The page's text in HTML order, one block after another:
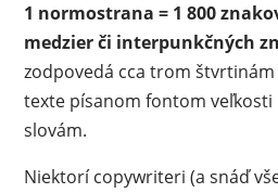
1 normostrana = 1 800
medzier či interpunkčných
zodpovedá cca trom
texte písanom fontom veľkosti
slovám.
Niektorí copywriteri (a snáď